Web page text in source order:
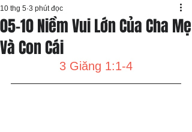
05-10 Niềm Vui Lớn Của Cha Mẹ
Và Con Cái
10 thg 5 3 phút đọc
3 Giăng 1:1-4